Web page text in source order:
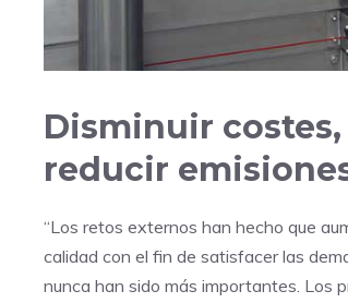
Disminuir
reducir
“Los retos externos han hecho que
calidad con el fin de satisfacer las
nunca han sido más importantes. Los